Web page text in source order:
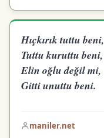
Hıçkırık tuttu beni,
Tuttu kuruttu beni,
Elin oğlu değil mi,
Gitti unuttu beni.
maniler.net